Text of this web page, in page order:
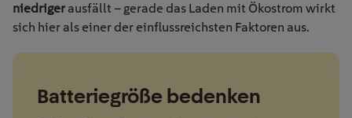
niedriger ausfällt – gerade das Laden mit Ökostrom wirkt
sich hier als einer der einflussreichsten Faktoren aus.
Batteriegröße bedenken